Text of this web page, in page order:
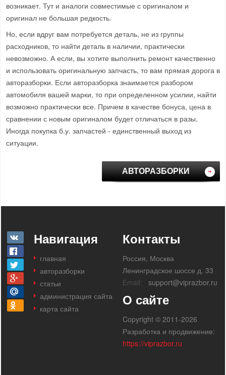
возникает. Тут и аналоги совместимые с оригиналом и
оригинал не большая редкость.
Но, если вдруг вам потребуется деталь, не из группы
расходников, то найти деталь в наличии, практически
невозможно. А если, вы хотите выполнить ремонт качественно
и использовать оригинальную запчасть, то вам прямая дорога в
авторазборки. Если авторазборка знаимается разбором
автомобиля вашей марки, то при определенном усилии, найти
возможно практически все. Причем в качестве бонуса, цена в
сравнении с новым оригиналом будет отличаться в разы.
Иногда покупка б.у. запчастей - единственный выход из
ситуации.
АВТОРАЗБОРКИ
Навигация
главная
авторазборки
статьи
администрация сайта
карта сайта
Контакты
Россия, Москва
Ленинградское шоссе д. 33
Email:
support@viprazbor.ru
О сайте
Copyright © 2011-2026
Разработка и продвижение:
https://viprazbor.ru